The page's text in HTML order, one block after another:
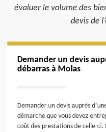
évaluer le volume des
devis de
Demander un devis
débarras à Molas
Demander un devis auprès
démarche que vous devez
coût des prestations de celle-